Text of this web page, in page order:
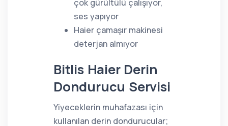
çok gürültülü çalışıyor,
ses yapıyor
Haier çamaşır makinesi
deterjan almıyor
Bitlis Haier Derin
Dondurucu Servisi
Yiyeceklerin muhafazası için
kullanılan derin dondurucular;